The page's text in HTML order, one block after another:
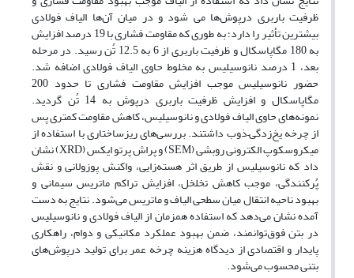
ظرفیت باربری درپوش‌ها می شود و در میان آن‌ها الیاف فولادی
بیشترین تأثیر را دارد؛ به طوری که مقاومت فشاری با 19 درصد افزایش
به 180 مگاپاسکال و ظرفیت باربری از 6 به 12.5 تُن رسید. در مرحله
بعد، 1 درصد نانوسیلیس به مخلوط حاوی الیاف فولادی اضافه شد.
حضور نانوسیلیس موجب افزایش مقاومت فشاری تا حدود 200
مگاپاسکال و افزایش ظرفیت باربری درپوش به 14 تُن گردید.
نمونه‌های حاوی الیاف فولادی و نانوسیلیس، کاهش مقاومت کمتری پس
از چرخه یخ‌زدگی–ذوب داشتند. بررسی‌های ریزساختاری با استفاده از
میکروسکوپ الکترونی روبشی (SEM) و پراش پرتو ایکس (XRD) نشان
داد که نانوسیلیس از طریق اثر هسته‌زایی، واکنش پوزولانی و نقش
پُرکنندگی، موجب کاهش تخلخل، افزایش تراکم ماتریس سیمانی و
بهبود ناحیه انتقال میان سطحی الیاف و ماتریس می‌شود. نتایج به دست
آمده نشان می‌دهد که استفاده همزمان از الیاف فولادی و نانوسیلیس
در بتن فوق‌توانمند، ضمن بهبود عملکرد مکانیکی و دوام، راهکاری
پایدار و اقتصادی از دیدگاه هزینه چرخه عمر برای تولید درپوش‌های
بتنی محسوب می‌شود.